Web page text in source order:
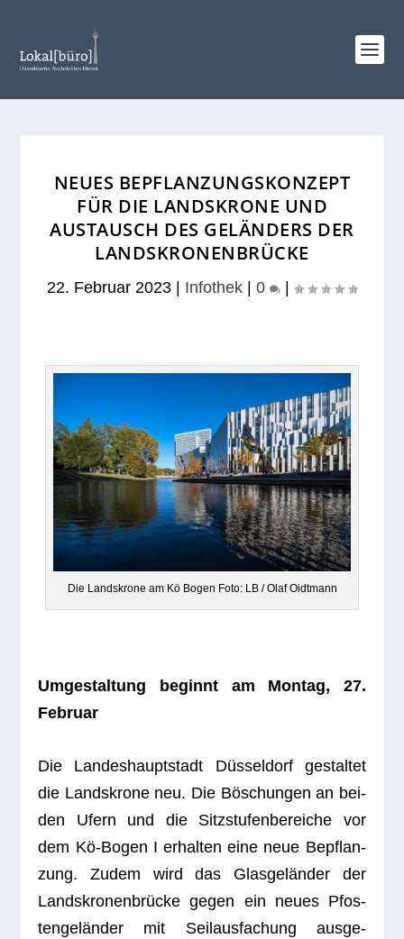
NEUES BEPFLANZUNGSKONZEPT
FÜR DIE LANDSKRONE UND
AUSTAUSCH DES GELÄNDERS DER
LANDSKRONENBRÜCKE
22. Februar 2023 Infothek 0
Die Lands­krone am Kö Bogen Foto: LB / Olaf Oidtmann
Umge­stal­tung beginnt am Mon­tag, 27.
Februar
Die Lan­des­haupt­stadt Düs­sel­dorf gestal­tet
die Lands­krone neu. Die Böschun­gen an bei­
den Ufern und die Sitz­stu­fen­be­rei­che vor
dem Kö-Bogen I erhal­ten eine neue Bepflan­
zung. Zudem wird das Glas­ge­län­der der
Lands­kro­nen­brü­cke gegen ein neues Pfos­
ten­ge­län­der mit Seil­aus­fa­chung aus­ge­